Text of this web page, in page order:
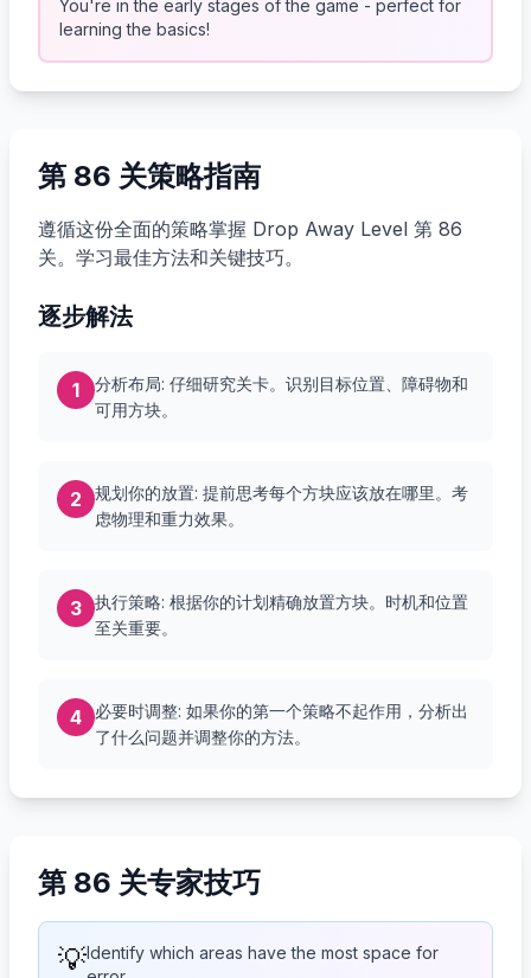
You're in the early stages of the game - perfect for
learning the basics!
第 86 关策略指南
遵循这份全面的策略掌握 Drop Away Level 第 86
关。学习最佳方法和关键技巧。
逐步解法
1
分析布局: 仔细研究关卡。识别目标位置、障碍物和
可用方块。
2
规划你的放置: 提前思考每个方块应该放在哪里。考
虑物理和重力效果。
3
执行策略: 根据你的计划精确放置方块。时机和位置
至关重要。
4
必要时调整: 如果你的第一个策略不起作用，分析出
了什么问题并调整你的方法。
第 86 关专家技巧
💡Identify which areas have the most space for